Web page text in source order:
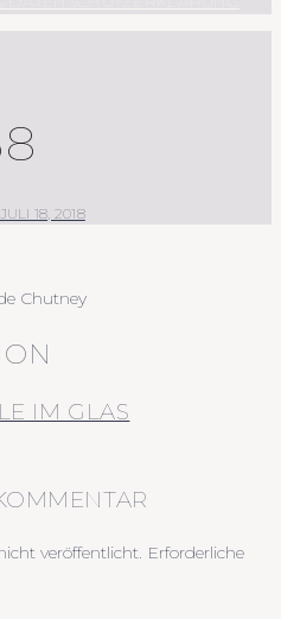
JULI 18, 2018
Chutney
IM GLAS
veröffentlicht. Erforderliche